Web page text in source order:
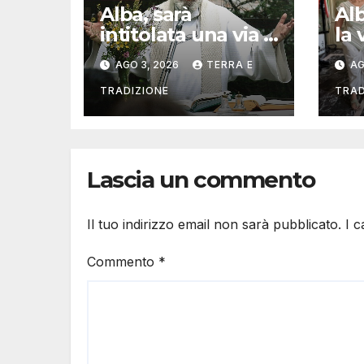
Alba, sarà
intitolata una via a
Don Valentino
Vaccaneo
AGO 3, 2026 TERRA E
TRADIZIONE
la
Lascia un commento
Il tuo indirizzo email non sarà pubblicato. I
Commento *